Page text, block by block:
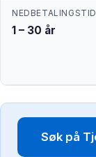
NEDBETALINGSTID
1 – 30 år
Søk på